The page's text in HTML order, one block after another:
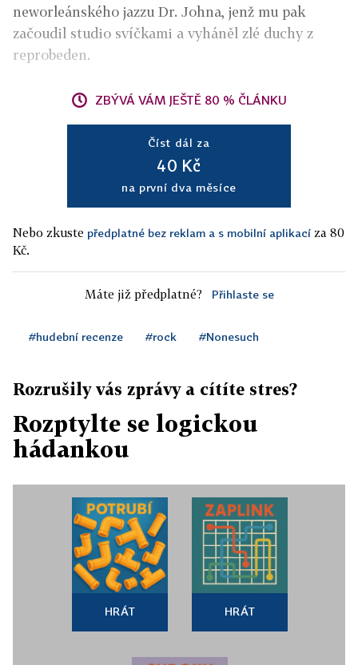
neworleánského jazzu Dr. Johna, jenž mu pak
začoudil studio svíčkami a vyháněl zlé duchy z
reprobeden.
ZBÝVÁ VÁM JEŠTĚ 80 % ČLÁNKU
Číst dál za
40 Kč
na první dva měsíce
Nebo zkuste předplatné bez reklam a s mobilní aplikací za 80
Kč.
Máte již předplatné? Přihlaste se
#hudební recenze #rock #Nonesuch
Rozrušily vás zprávy a cítíte stres?
Rozptylte se logickou
hádankou
HRÁT HRÁT